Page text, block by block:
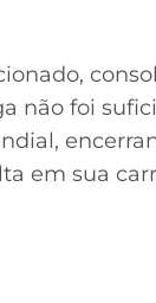
não foi
em sua